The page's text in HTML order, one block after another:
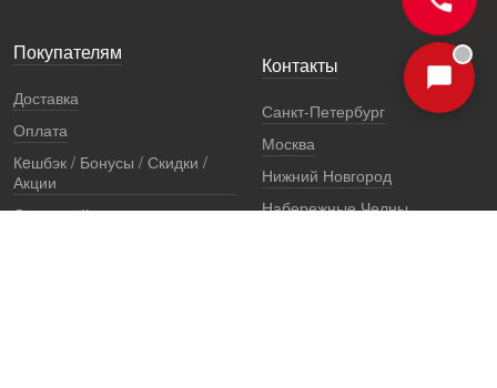
Покупателям
Доставка
Оплата
Кeшбэк / Бонусы / Скидки /
Акции
Остерегайтесь подделок
Контакты
Санкт-Петербург
Москва
Нижний Новгород
Набережные Челны